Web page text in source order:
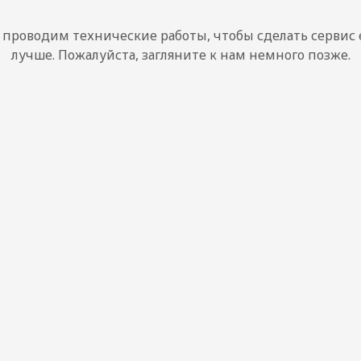
технические работы, чтобы сделать сервис
лучше. Пожалуйста, загляните к нам немного позже.